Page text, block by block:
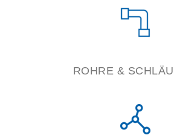
ROHRE &